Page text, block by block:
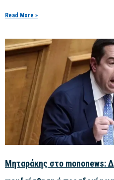
Read More »
Μηταράκης στο mononews: